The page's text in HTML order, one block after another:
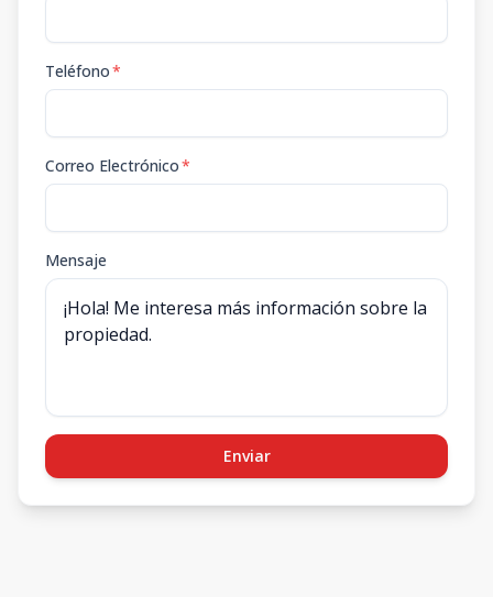
Teléfono*
Correo Electrónico*
Mensaje
Enviar